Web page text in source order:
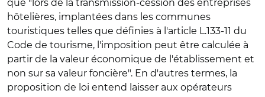
que "lors de la transmission-cession des entreprises
hôtelières, implantées dans les communes
touristiques telles que définies à l'article L.133-11 du
Code de tourisme, l'imposition peut être calculée à
partir de la valeur économique de l'établissement et
non sur sa valeur foncière". En d'autres termes, la
proposition de loi entend laisser aux opérateurs